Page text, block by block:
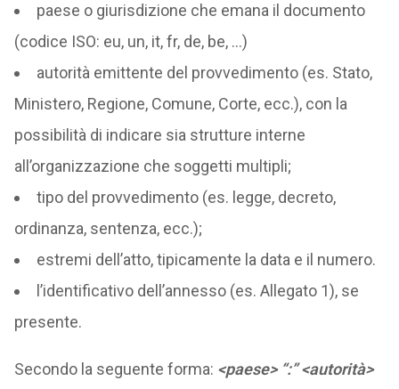
paese o giurisdizione che emana il documento
(codice ISO: eu, un, it, fr, de, be, …)
autorità emittente del provvedimento (es. Stato,
Ministero, Regione, Comune, Corte, ecc.), con la
possibilità di indicare sia strutture interne
all’organizzazione che soggetti multipli;
tipo del provvedimento (es. legge, decreto,
ordinanza, sentenza, ecc.);
estremi dell’atto, tipicamente la data e il numero.
l’identificativo dell’annesso (es. Allegato 1), se
presente.
Secondo la seguente forma: <paese> “:” <autorità>